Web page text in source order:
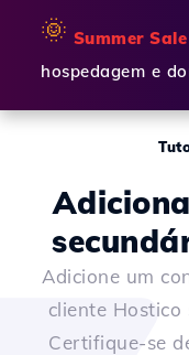
🌞 Summer Sale
hospedagem e
Adicione um
cliente Hostico
Certifique-se